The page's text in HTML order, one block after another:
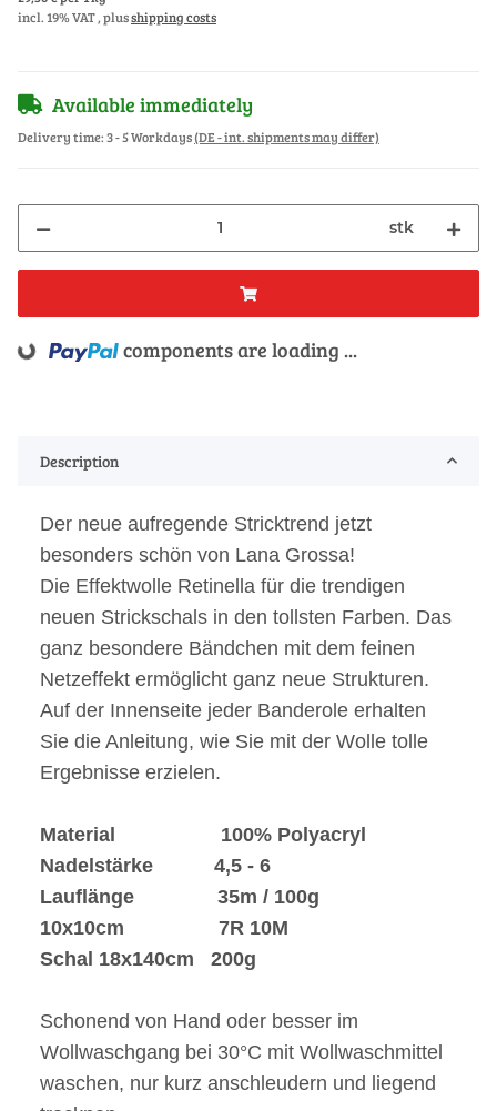
incl. 19% VAT , plusshipping costs
Available immediately
Delivery time:3 - 5 Workdays(DE - int. shipments may differ)
stk
components are loading ...
Description
Der neue aufregende Stricktrend jetzt
besonders schön von Lana Grossa!
Die Effektwolle Retinella für die trendigen
neuen Strickschals in den tollsten Farben. Das
ganz besondere Bändchen mit dem feinen
Netzeffekt ermöglicht ganz neue Strukturen.
Auf der Innenseite jeder Banderole erhalten
Sie die Anleitung, wie Sie mit der Wolle tolle
Ergebnisse erzielen.
Material 100% Polyacryl
Nadelstärke 4,5 - 6
Lauflänge 35m / 100g
10x10cm 7R 10M
Schal 18x140cm 200g
Schonend von Hand oder besser im
Wollwaschgang bei 30°C mit Wollwaschmittel
waschen, nur kurz anschleudern und liegend